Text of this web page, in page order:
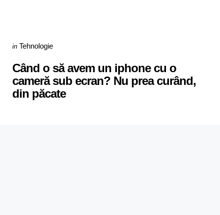
Categories
Posted
in Tehnologie
Când o să avem un iphone cu o
cameră sub ecran? Nu prea curând,
din păcate